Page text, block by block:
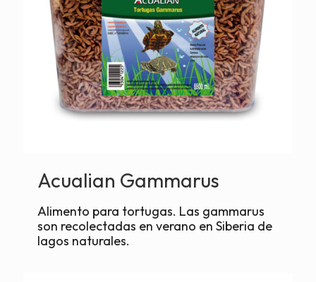
Acualian Gammarus
Alimento para tortugas. Las gammarus
son recolectadas en verano en Siberia de
lagos naturales.